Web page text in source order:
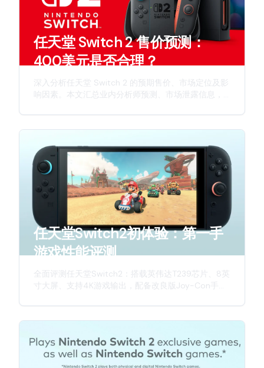
任天堂 Switch 2 售价预测：
400美元是否合理？
深入分析任天堂 Switch 2 的预期售价、市场定位及影
响因素。本文汇总业内分析师预测、市场泄露信息，
任天堂Switch2初体验：第一手
游戏性能评测
全面评测任天堂Switch2：搭载英伟达T239芯片、8英
寸大屏、支持4K游戏输出，配备改良版Joy-Con手
新一代游戏主机的硬件升级与创新特性。